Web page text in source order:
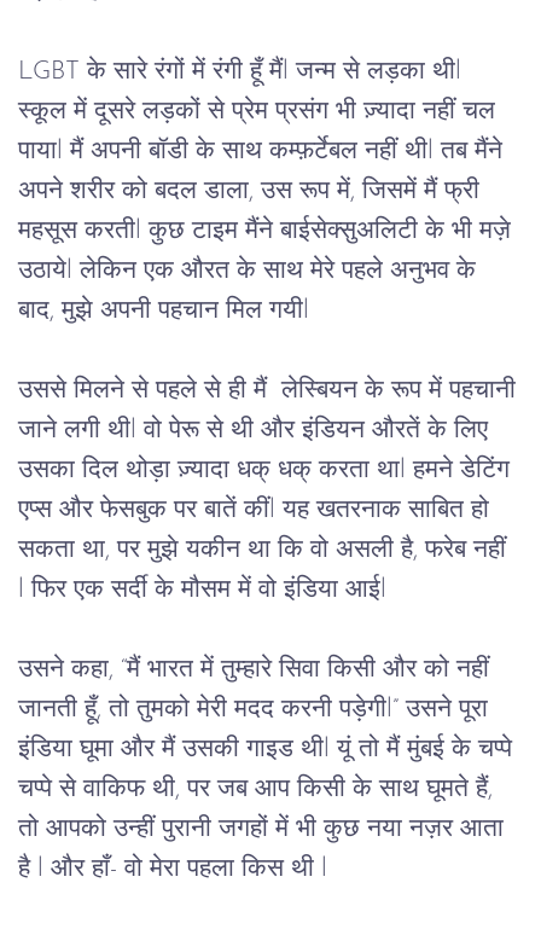
LGBT के सारे रंगों में रंगी हूँ मैं l जन्म से लड़का थी
स्कूल में दूसरे लड़कों से प्रेम प्रसंग भी ज़्यादा नहीं चल
पाया l मैं अपनी बॉडी के साथ कम्फ़र्टेबल नहीं थी l तब मैंने
अपने शरीर को बदल डाला, उस रूप में, जिसमें मैं फ्री
महसूस करती l कुछ टाइम मैंने बाईसेक्सुअलिटी के भी मज़े
उठाये l लेकिन एक औरत के साथ मेरे पहले अनुभव के
बाद, मुझे अपनी पहचान मिल गयी
उससे मिलने से पहले से ही मैं लेस्बियन के रूप में पहचानी
जाने लगी थी l वो पेरू से थी और इंडियन औरतें के लिए
उसका दिल थोड़ा ज़्यादा धक् धक् करता था l हमने डेटिंग
एप्स और फेसबुक पर बातें कीं l यह खतरनाक साबित हो
सकता था, पर मुझे यकीन था कि वो असली है, फरेब नहीं
l फिर एक सर्दी के मौसम में वो इंडिया आई
उसने कहा, “मैं भारत में तुम्हारे सिवा किसी और को नहीं
जानती हूँ, तो तुमको मेरी मदद करनी पड़ेगी l” उसने पूरा
इंडिया घूमा और मैं उसकी गाइड थी l यूं तो मैं मुंबई के चप्पे
चप्पे से वाकिफ थी, पर जब आप किसी के साथ घूमते हैं,
तो आपको उन्हीं पुरानी जगहों में भी कुछ नया नज़र आता
है l और हाँ- वो मेरा पहला किस थी